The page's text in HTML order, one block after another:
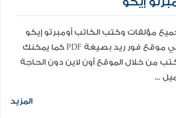
مؤلفات وكتب الكاتب أومبرتو إيكو
مجانا علي موقع فور ريد بصيغة PDF كما يمكنك
من خلال الموقع أون لاين دون الحاجة
...
المزيد